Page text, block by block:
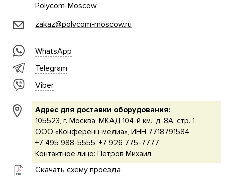
Polycom-Moscow
zakaz@polycom-moscow.ru
WhatsApp
Telegram
Viber
Адрес для доставки оборудования:
105523, г. Москва, МКАД 104-й км., д. 8А, стр. 1
ООО «Конференц-медиа», ИНН 7718791584
+7 495 988-5555, +7 926 775-7777
Контактное лицо: Петров Михаил
Скачать схему проезда